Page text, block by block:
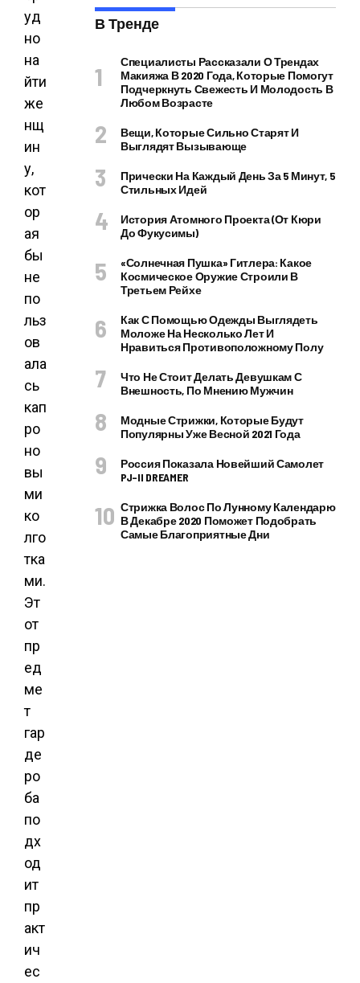
уд
но
на
йти
же
нщ
ин
у,
кот
ор
ая
бы
не
по
льз
ов
ала
сь
кап
ро
но
вы
ми
ко
лго
тка
ми.
Эт
от
пр
ед
ме
т
гар
де
ро
ба
по
дх
од
ит
пр
акт
ич
ес
В Тренде
Специалисты Рассказали О Трендах
Макияжа В 2020 Года, Которые Помогут
Подчеркнуть Свежесть И Молодость В
Любом Возрасте
Вещи, Которые Сильно Старят И
Выглядят Вызывающе
Прически На Каждый День За 5 Минут, 5
Стильных Идей
История Атомного Проекта (от Кюри
До Фукусимы)
«Солнечная Пушка» Гитлера: Какое
Космическое Оружие Строили В
Третьем Рейхе
Как С Помощью Одежды Выглядеть
Моложе На Несколько Лет И
Нравиться Противоположному Полу
Что Не Стоит Делать Девушкам С
Внешность, По Мнению Мужчин
Модные Стрижки, Которые Будут
Популярны Уже Весной 2021 Года
Россия Показала Новейший Самолет
PJ–II DREAMER
Стрижка Волос По Лунному Календарю
В Декабре 2020 Поможет Подобрать
Самые Благоприятные Дни